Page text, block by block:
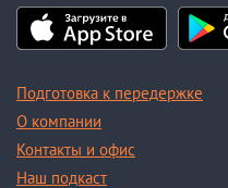
Подготовка к передержке
О компании
Контакты и офис
Наш подкаст